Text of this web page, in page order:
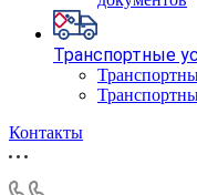
Транспортные
Контакты